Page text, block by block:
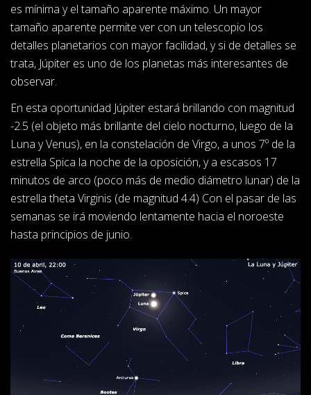
es mínima y el tamaño aparente máximo. Un mayor
tamaño aparente permite ver con un telescopio los
detalles planetarios con mayor facilidad, y si de detalles se
trata, Júpiter es uno de los planetas más interesantes de
observar.
En esta oportunidad Júpiter estará brillando con magnitud
-2.5 (el objeto más brillante del cielo nocturno, luego de la
Luna y Venus), en la constelación de Virgo, a unos 7º de la
estrella Spica la noche de la oposición, y a escasos 17
minutos de arco (poco más de medio diámetro lunar) de la
estrella theta Virginis (de magnitud 4.4) Con el pasar de las
semanas se irá moviendo lentamente hacia el noroeste
hasta principios de junio.